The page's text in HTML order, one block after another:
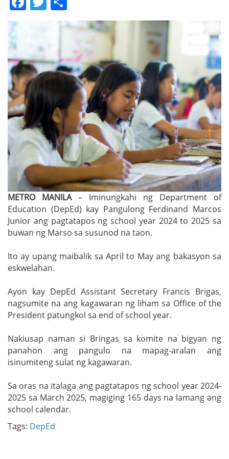
METRO MANILA– Iminungkahi ng Department of
Education (DepEd) kay Pangulong Ferdinand Marcos
Junior ang pagtatapos ng school year 2024 to 2025 sa
buwan ng Marso sa susunod na taon.
Ito ay upang maibalik sa April to May ang bakasyon sa
eskwelahan.
Ayon kay DepEd Assistant Secretary Francis Brigas,
nagsumite na ang kagawaran ng liham sa Office of the
President patungkol sa end of school year.
Nakiusap naman si Bringas sa komite na bigyan ng
panahon ang pangulo na mapag-aralan ang
isinumiteng sulat ng kagawaran.
Sa oras na italaga ang pagtatapos ng school year 2024-
2025 sa March 2025, magiging 165 days na lamang ang
school calendar.
Tags: DepEd